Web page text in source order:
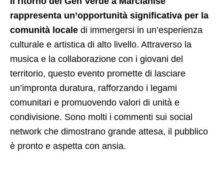
rappresenta un’opportunità significativa per la
comunità locale di immergersi in un’esperienza
culturale e artistica di alto livello. Attraverso la
musica e la collaborazione con i giovani del
territorio, questo evento promette di lasciare
un’impronta duratura, rafforzando i legami
comunitari e promuovendo valori di unità e
condivisione. Sono molti i commenti sui social
network che dimostrano grande attesa, il pubblico
è pronto e aspetta con ansia.